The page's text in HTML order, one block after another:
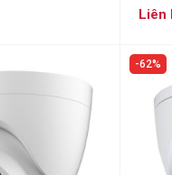
Liên
62%